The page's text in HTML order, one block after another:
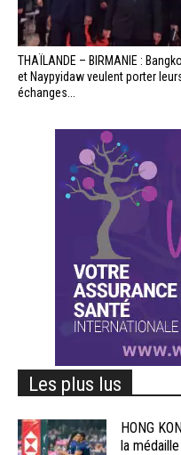
THAÏLANDE – BIRMANIE :
et Naypyidaw veulent porter
échanges...
Les plus lus
HONG
la médaille